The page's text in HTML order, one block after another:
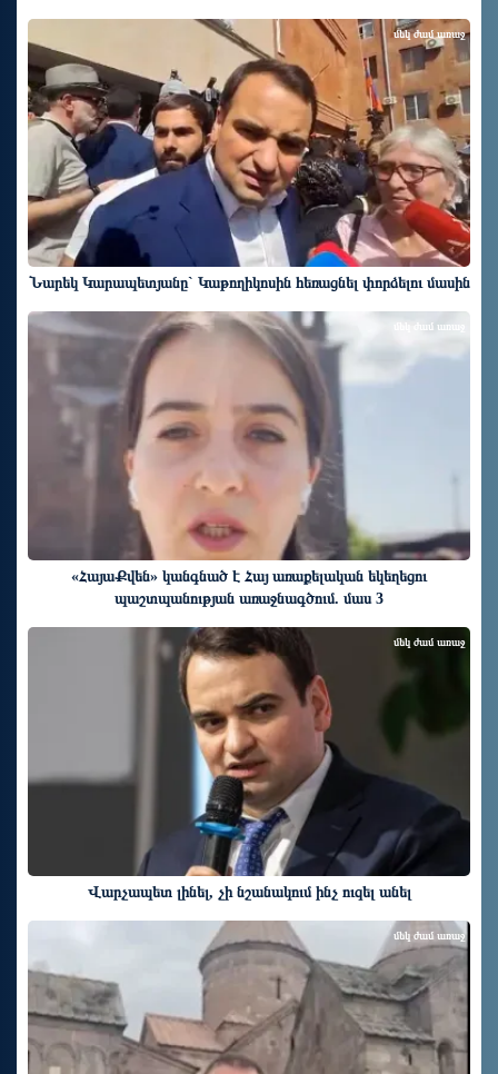
Նարեկ Կարապետյանը` Կաթողիկոսին հեռացնել փորձելու մասին
մեկ ժամ առաջ
«ՀայաՔվեն» կանգնած է Հայ առաքելական եկեղեցու
պաշտպանության առաջնագծում. մաս 3
մեկ ժամ առաջ
Վարչապետ լինել, չի նշանակում ինչ ուզել անել
մեկ ժամ առաջ
մեկ ժամ առաջ